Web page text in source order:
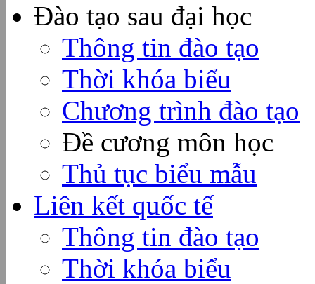
Đào tạo sau đại học
Thông tin đào tạo
Thời khóa biểu
Chương trình đào tạo
Đề cương môn học
Thủ tục biểu mẫu
Liên kết quốc tế
Thông tin đào tạo
Thời khóa biểu